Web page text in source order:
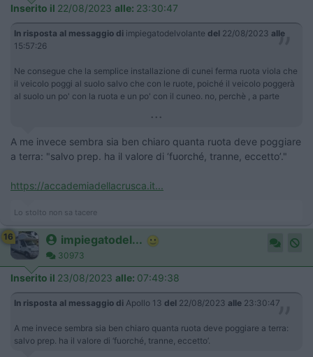
Inserito il 22/08/2023 alle: 23:30:47
In risposta al messaggio di impiegatodelvolante del 22/08/2023 alle
15:57:26
Ne consegue che la semplice installazione di cunei ferma ruota viola che
il veicolo poggi al suolo salvo che con le ruote, poiché il veicolo poggerà
al suolo un po' con la ruota e un po' con il cuneo. no, perchè , a parte
...
A me invece sembra sia ben chiaro quanta ruota deve poggiare
a terra: "salvo prep. ha il valore di ‘fuorché, tranne, eccetto’."
https://accademiadellacrusca.it...
Lo stolto non sa tacere
16 impiegatodel...
30973
Inserito il 23/08/2023 alle: 07:49:38
In risposta al messaggio di Apollo 13 del 22/08/2023 alle 23:30:47
A me invece sembra sia ben chiaro quanta ruota deve poggiare a terra:
salvo prep. ha il valore di ‘fuorché, tranne, eccetto’.